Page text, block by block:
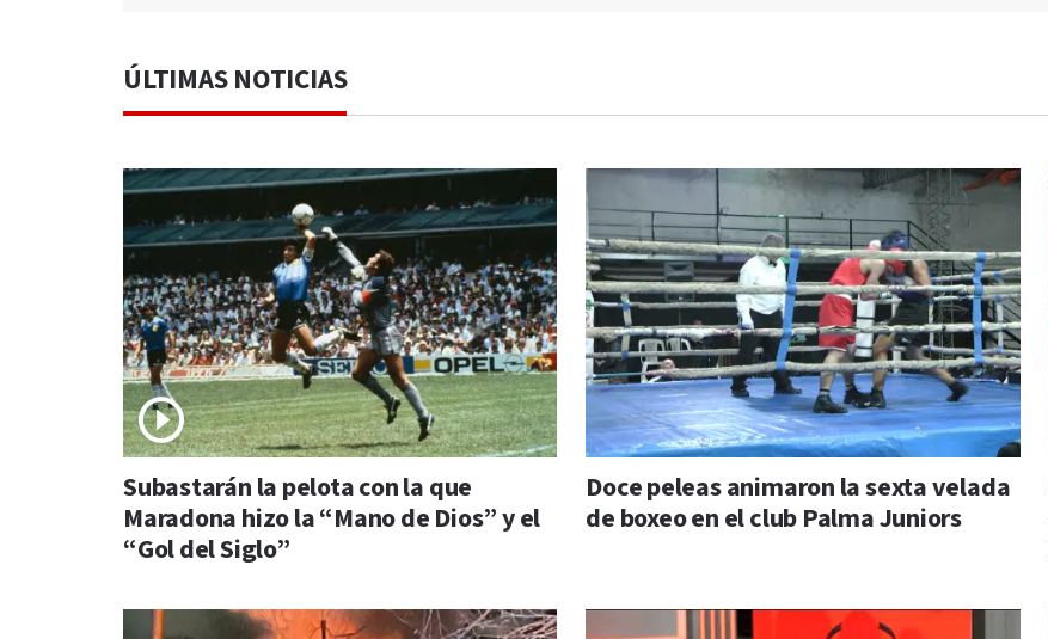
ÚLTIMAS NOTICIAS
Subastarán la pelota con la que
Maradona hizo la “Mano de Dios” y el
“Gol del Siglo”
Doce peleas animaron la sexta velada
de boxeo en el club Palma Juniors